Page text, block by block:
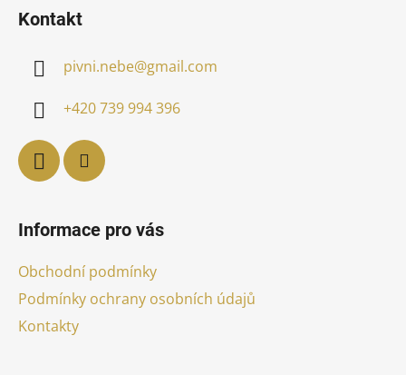
Kontakt
pivni.nebe@gmail.com
+420 739 994 396
Informace pro vás
Obchodní podmínky
Podmínky ochrany osobních údajů
Kontakty